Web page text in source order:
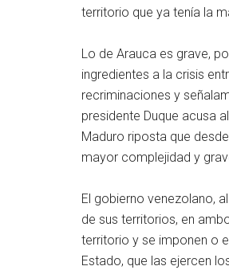
territorio que ya tenía la
Lo de Arauca es grave,
ingredientes a la crisis
recriminaciones y
presidente Duque acusa
Maduro riposta que
mayor complejidad y
El gobierno venezolano,
de sus territorios, en
territorio y se imponen o
Estado, que las ejercen